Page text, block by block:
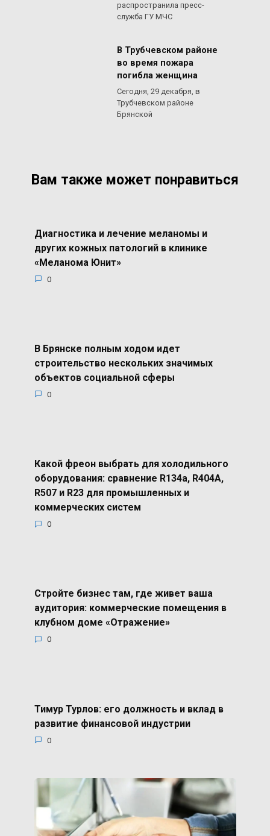
распространила пресс-
служба ГУ МЧС
В Трубчевском районе
во время пожара
погибла женщина
Сегодня, 29 декабря, в
Трубчевском районе
Брянской
Вам также может понравиться
Диагностика и лечение меланомы и
других кожных патологий в клинике
«Меланома Юнит»
0
В Брянске полным ходом идет
строительство нескольких значимых
объектов социальной сферы
0
Какой фреон выбрать для холодильного
оборудования: сравнение R134a, R404A,
R507 и R23 для промышленных и
коммерческих систем
0
Стройте бизнес там, где живет ваша
аудитория: коммерческие помещения в
клубном доме «Отражение»
0
Тимур Турлов: его должность и вклад в
развитие финансовой индустрии
0